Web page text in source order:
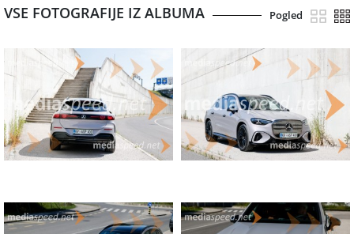
VSE FOTOGRAFIJE IZ ALBUMA Pogled